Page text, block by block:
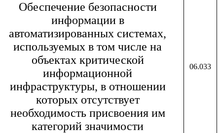
Обеспечение безопасности
информации в
автоматизированных системах,
используемых в том числе на
объектах критической
информационной
инфраструктуры, в отношении
которых отсутствует
необходимость присвоения им
категорий значимости
06.033